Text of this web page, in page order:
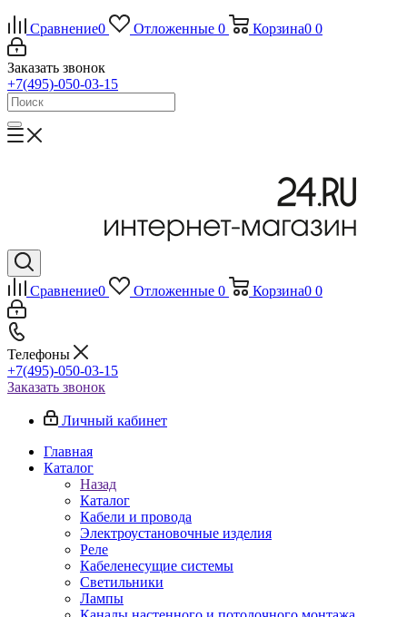
Сравнение0 Отложенные 0 Корзина0 0
Заказать звонок
+7(495)-050-03-15
Сравнение0 Отложенные 0 Корзина0 0
Телефоны
+7(495)-050-03-15
Заказать звонок
Личный кабинет
Главная
Каталог
Назад
Каталог
Кабели и провода
Электроустановочные изделия
Реле
Кабеленесущие системы
Светильники
Лампы